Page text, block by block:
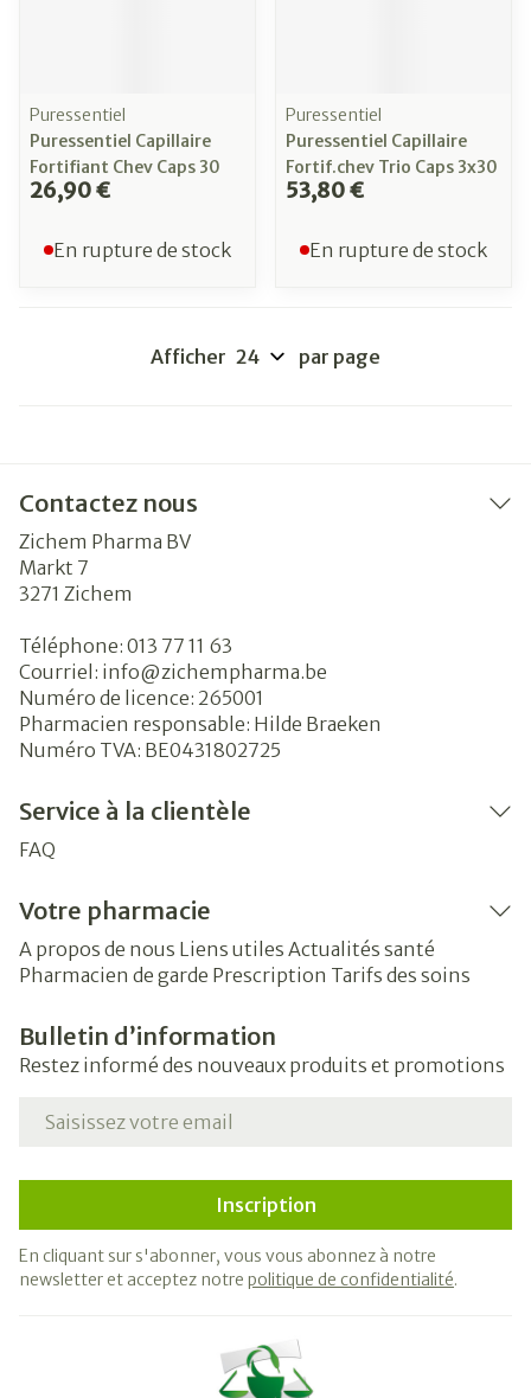
Puressentiel
Puressentiel Capillaire
Fortifiant Chev Caps 30
26,90 €
En rupture de stock
Puressentiel
Puressentiel Capillaire
Fortif.chev Trio Caps 3x30
53,80 €
En rupture de stock
Afficher par page
Contactez nous
Zichem Pharma BV
Markt 7
3271 Zichem
Téléphone: 013 77 11 63
Courriel: info@zichempharma.be
Numéro de licence: 265001
Pharmacien responsable: Hilde Braeken
Numéro TVA: BE0431802725
Service à la clientèle
FAQ
Votre pharmacie
A propos de nous Liens utiles Actualités santé
Pharmacien de garde Prescription Tarifs des soins
Bulletin d’information
Restez informé des nouveaux produits et promotions
Adresse mail
Inscription
En cliquant sur s'abonner, vous vous abonnez à notre
newsletter et acceptez notre politique de confidentialité.